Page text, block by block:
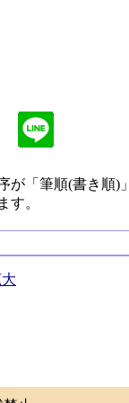
が「筆順(書き順)
す。